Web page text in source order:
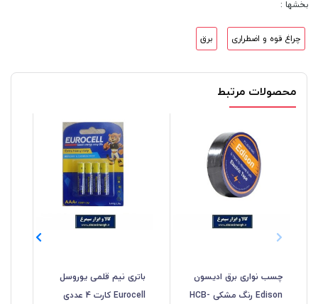
بخشها :
چراغ قوه و اضطراری برق
محصولات مرتبط
چسب نواری برق ادیسون
Edison رنگ مشکی HCB-
باتری نیم قلمی یوروسل
Eurocell کارت 4 عددی